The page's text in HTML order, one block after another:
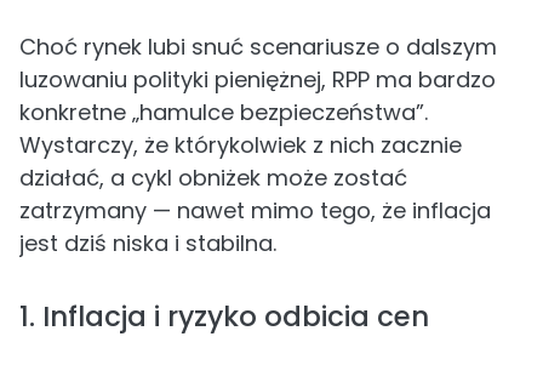
Choć rynek lubi snuć scenariusze o dalszym
luzowaniu polityki pieniężnej, RPP ma bardzo
konkretne „hamulce bezpieczeństwa”.
Wystarczy, że którykolwiek z nich zacznie
działać, a cykl obniżek może zostać
zatrzymany — nawet mimo tego, że inflacja
jest dziś niska i stabilna.
1. Inflacja i ryzyko odbicia cen